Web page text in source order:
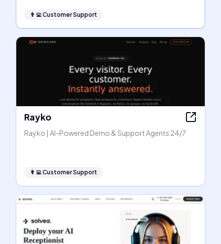
👨‍💻Customer Support
Rayko
Rayko | AI-Powered Demo & Support Agents 24/7
👨‍💻Customer Support